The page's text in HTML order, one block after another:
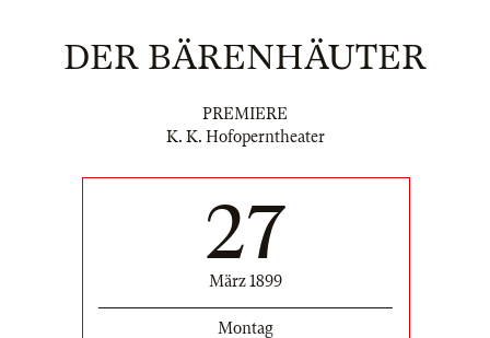
DER BÄRENHÄUTER
PREMIERE
K. K. Hofoperntheater
27
März 1899
Montag